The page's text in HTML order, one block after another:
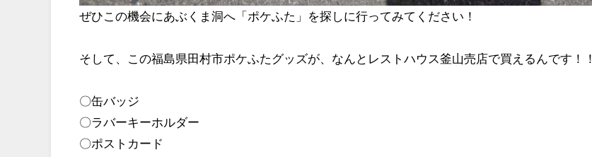
ぜひこの機会にあぶくま洞へ「ポケふた」を探しに行ってみてください！
そして、この福島県田村市ポケふたグッズが、なんとレストハウス釜山売店で買えるんです！！
〇缶バッジ
〇ラバーキーホルダー
〇ポストカード